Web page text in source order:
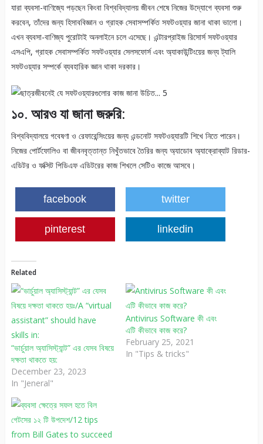
যারা ব্যবসা-বাণিজ্যে পড়ছেন কিংবা বিশ্ববিদ্যালয় জীবন শেষে নিজের উদ্যোগে ব্যবসা শুরু
করবেন, তাঁদের জন্য হিসাববিজ্ঞান ও গ্রাহক সেবাসম্পর্কিত সফটওয়্যার জানা থাকা ভালো।
এখন ব্যবসা-বাণিজ্য পুরোটাই অনলাইনে চলে এসেছে। এন্টারপ্রাইজ রিসোর্স সফটওয়্যার
এসএপি, গ্রাহক সেবাসম্পর্কিত সফটওয়্যার সেলসফোর্স এবং অ্যাকাউন্টিংয়ের জন্য ট্যালি
সফটওয়্যার সম্পর্কে ব্যবহারিক জ্ঞান থাকা দরকার।
১০. আরও যা জানা জরুরি:
বিশ্ববিদ্যালয়ে গবেষণা ও রেফারেন্সিংয়ের জন্য এন্ডনোট সফটওয়্যারটি শিখে নিতে পারেন।
নিজের পোর্টফোলিও বা জীবনবৃত্তান্ত নিখুঁতভাবে তৈরির জন্য অ্যাডোব অ্যাক্রোব্যাট রিডার-
এডিটর ও ফক্সিট পিডিএফ এডিটরের কাজ শিখলে সেটিও কাজে আসবে।
facebook twitter
pinterest linkedin
Related
“ভার্চুয়াল অ্যাসিস্ট্যান্ট” এর যেসব বিষয়ে
দক্ষতা থাকতে হয়:
December 23, 2023
In "Jeneral"
Antivirus Software কী এবং
এটি কীভাবে কাজ করে?
February 25, 2021
In "Tips & tricks"